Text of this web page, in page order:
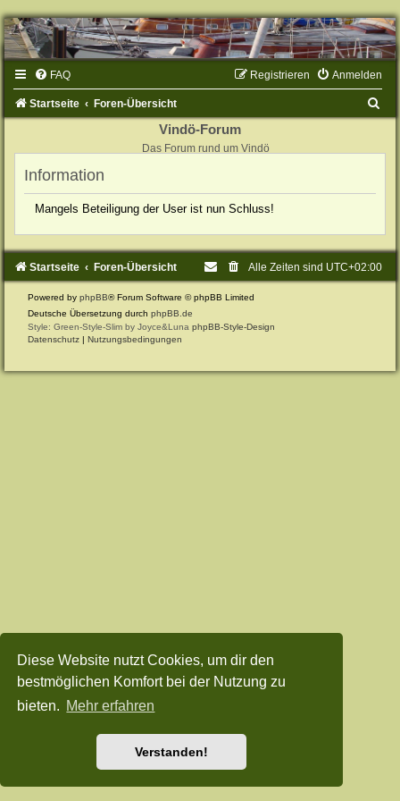
Diese Website nutzt Cookies, um dir den
bestmöglichen Komfort bei der Nutzung zu
bieten. Mehr erfahren
Verstanden!
FAQ Anmelden
Registrieren
Startseite Foren-Übersicht
Vindö-Forum
Das Forum rund um Vindö
Information
Mangels Beteiligung der User ist nun Schluss!
Startseite Foren-Übersicht Alle Zeiten sind UTC+02:00
Powered by phpBB® Forum Software © phpBB Limited
Deutsche Übersetzung durch phpBB.de
Style: Green-Style-Slim by Joyce&Luna phpBB-Style-Design
Datenschutz | Nutzungsbedingungen